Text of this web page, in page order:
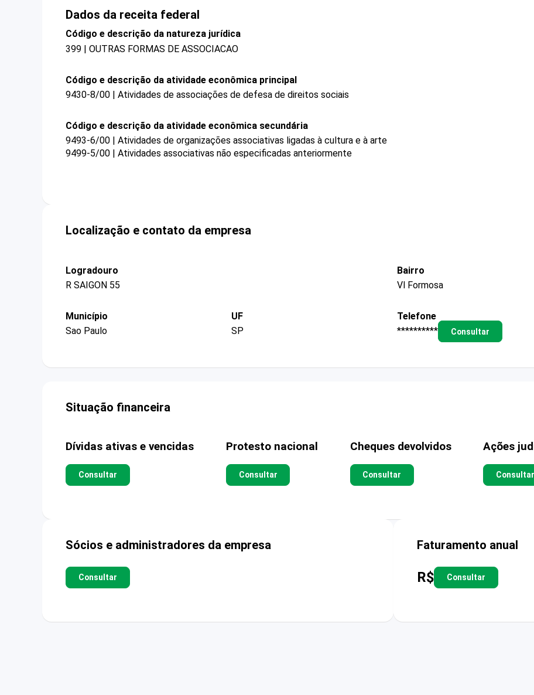
Dados da receita federal
Código e descrição da natureza jurídica
399 | OUTRAS FORMAS DE ASSOCIACAO
Código e descrição da atividade econômica principal
9430-8/00 | Atividades de associações de defesa de direitos sociais
Código e descrição da atividade econômica secundária
9493-6/00 | Atividades de organizações associativas ligadas à cultura e à arte
9499-5/00 | Atividades associativas não especificadas anteriormente
Localização e contato da empresa
Logradouro
R SAIGON 55
Bairro
Vl Formosa
Município
Sao Paulo
UF
SP
Telefone
**********
Consultar
Situação financeira
Dívidas ativas e vencidas
Consultar
Protesto nacional
Consultar
Cheques devolvidos
Consultar
Ações
Consultar
Sócios e administradores da empresa
Consultar
Faturamento anual
R$ Consultar